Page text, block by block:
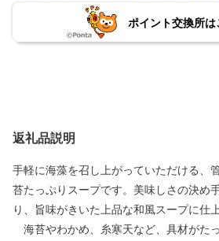
ポイント交換所は
返礼品説明
手軽に海藻を召し上がっていただける、
苔たっぷりスープです。美味しさの決め
り、旨味がきいた上品な和風スープに仕
海苔やわかめ、糸寒天など、具材がた